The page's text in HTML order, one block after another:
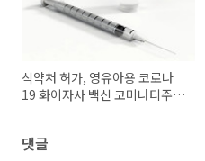
식약처 허가, 영유아용 코로나
19 화이자사 백신 코미나티주
댓글